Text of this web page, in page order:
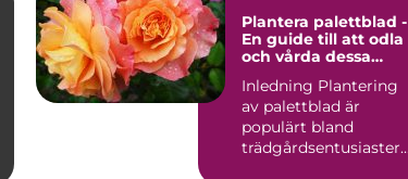
Plantera palettblad -
En guide till att odla
och vårda dessa
Inledning Plantering
av palettblad är
populärt bland
trädgårdsentusiaster